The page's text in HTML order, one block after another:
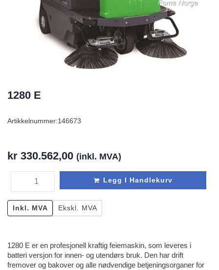
1280 E
Artikkelnummer:146673
1280 E er en profesjonell kraftig feiemaskin, som leveres i
batteri versjon for innen- og utendørs bruk. Den har drift
fremover og bakover og alle nødvendige betjeningsorganer for
kr 330.562,00 (inkl. MVA)
Legg I Handlekurv
Inkl. MVA Ekskl. MVA